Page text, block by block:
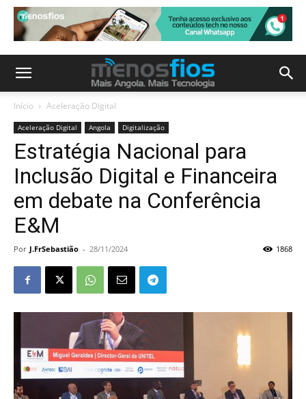
Início Aceleração Digital
Aceleração Digital Angola Digitalização
Estratégia Nacional para
Inclusão Digital e Financeira
em debate na Conferência
E&M
Por J.FrSebastião - 28/11/2024 1868